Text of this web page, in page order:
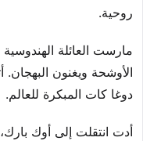
روحية.
مارست العائلة
الأوشحة ويغنون
دوغا كات المبكرة للعالم.
أدت انتقلت إلى أوك